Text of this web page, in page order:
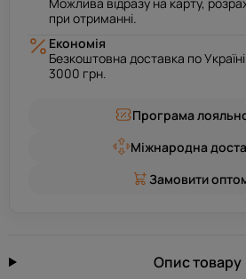
при отриманні.
Економія
Безкоштовна доставка по
3000 грн.
Програма
Міжнародна
Замовити
Опис товару